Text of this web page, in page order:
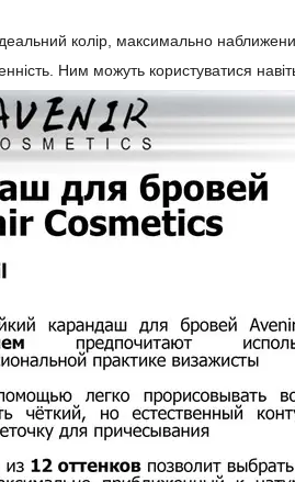
колір, максимально
Ним можуть користуватися